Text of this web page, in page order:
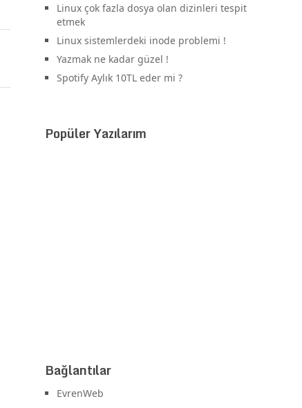
Linux çok fazla dosya olan dizinleri tespit
etmek
Linux sistemlerdeki inode problemi !
Yazmak ne kadar güzel !
Spotify Aylık 10TL eder mi ?
Popüler Yazılarım
Bağlantılar
EvrenWeb